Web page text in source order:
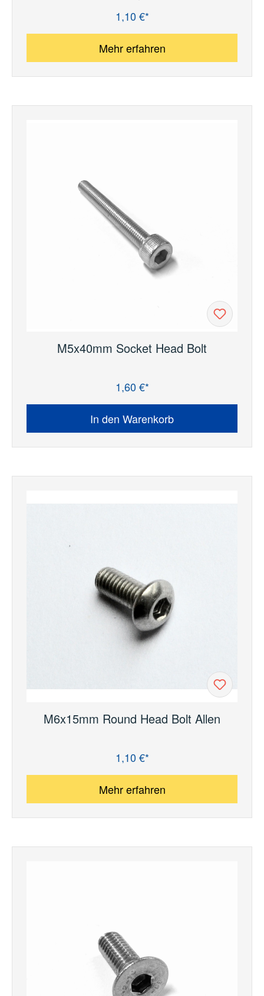
1,10 €*
Mehr erfahren
M5x40mm Socket Head Bolt
1,60 €*
In den Warenkorb
M6x15mm Round Head Bolt Allen
1,10 €*
Mehr erfahren